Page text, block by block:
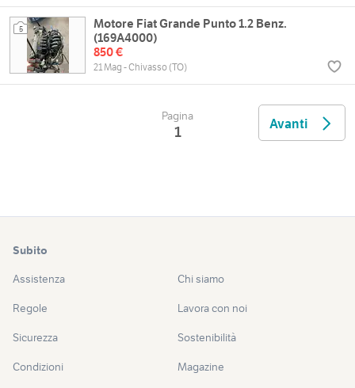
5
Motore Fiat Grande Punto 1.2 Benz.
(169A4000)
850 €
21 Mag - Chivasso (TO)
Pagina
1 Avanti
Subito
Assistenza
Regole
Sicurezza
Condizioni
Chi siamo
Lavora con noi
Sostenibilità
Magazine